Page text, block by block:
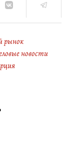
рынок
новости